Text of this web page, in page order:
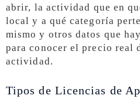
abrir, la actividad que en
local y a qué categoría
mismo y otros datos que
para conocer el precio real
actividad.
Tipos de Licencias de